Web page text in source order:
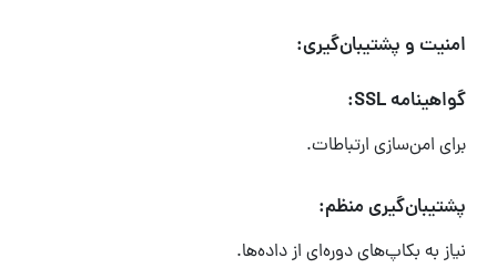
امنیت و پشتیبان‌گیری:
گواهینامه SSL:
برای امن‌سازی ارتباطات.
پشتیبان‌گیری منظم:
نیاز به بکاپ‌های دوره‌ای از داده‌ها.